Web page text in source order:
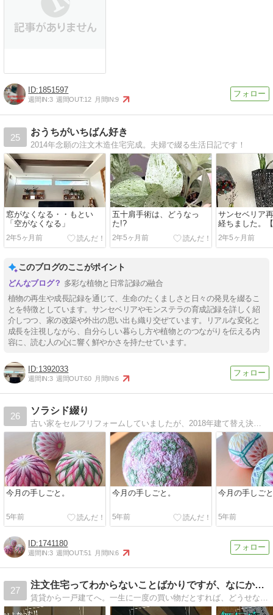
1851597
週間IN:3 週間OUT:12 月間IN:9
25
おうちがいちばん好き
2014年念願の注文木造住宅完成。夫婦で綴る生活日記です！
窓がなくなる・・もとい
「空がなくなる」
2年5ヶ月前
五十肩手術は、どうなっ
た!?
2年5ヶ月前
サンセベリア
経ちました。
しの成長記録】
2年5ヶ月前
このブログのここがポイント
多彩な植物と日常記録の融合
植物の再生や成長記録を通じて、生命のたくましさと日々の発見を綴るこ
とを特徴としています。サンセベリアやモンステラの育成記録を詳しく紹
介しつつ、家の改築や外出の思い出も織り交ぜています。リアルな変化と
成長を注視しながら、自分らしい暮らし方や植物とのつながりを伝える内
容に、読む人の心に響く鮮やかさを持たせています。
1392033
週間IN:3 週間OUT:60 月間IN:6
26
ソラシド綴り
古い家をセルフリフォームしていましたが、2018年建て替え決定。家づくりと我が家の日記。グリーンや手仕事も好き。二児＆柴犬&日本猫の母です。
今月の手しごと。
5年前
今月の手しごと。
5年前
今月の手しご
5年前
1741180
週間IN:3 週間OUT:51 月間IN:6
27
注文住宅ってわからないことばかりですが、なにか？in東京
賃貸から一戸建てへ。一生に一度の買い物だとすれば、どうせなら思い切って楽しんで..東京に注文住宅を建てるために悪戦苦闘しながら、ぼくがした手順を公開中。